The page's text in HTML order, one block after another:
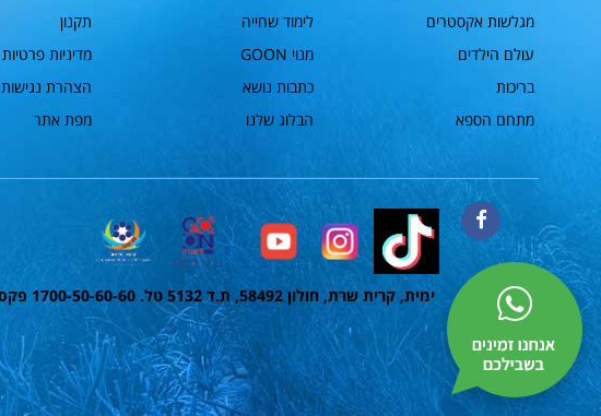
המחיר המלא
המחיר המלא בקופות =
154 ש"ח
ילד מגיל 2 חייב בכרטיס
מגלשות אקסטרים
עולם הילדים
בריכות
מתחם הספא
לימוד שחייה
מנוי GOON
כתבות נושא
הבלוג שלנו
תקנון
מדיניות פרטיות
הצהרת נגישות
מפת אתר
פייסבוק
ימית, קרית שרת, חולון 58492, ת.ד 5132 טל. 1700-50-60-60 פקס. 03-5584668